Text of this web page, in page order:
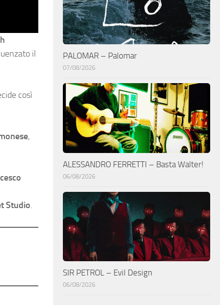
il
così
,
Studio.
PALOMAR – Palomar
07/08/2026
ALESSANDRO FERRETTI – Basta Walter!
06/08/2026
SIR PETROL – Evil Design
06/08/2026